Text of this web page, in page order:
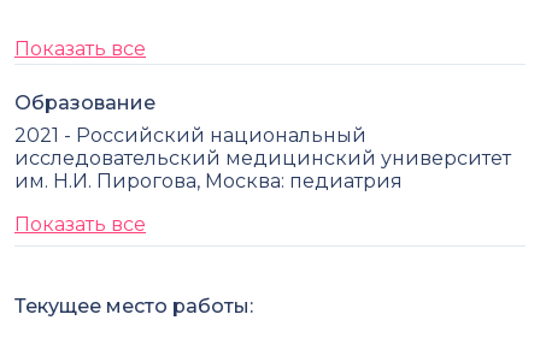
Показать все
Образование
2021 - Российский национальный
исследовательский медицинский университет
им. Н.И. Пирогова, Москва: педиатрия
Показать все
Текущее место работы: